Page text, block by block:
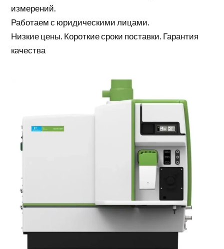
измерений.
Работаем с юридическими лицами.
Низкие цены. Короткие сроки поставки. Гарантия
качества